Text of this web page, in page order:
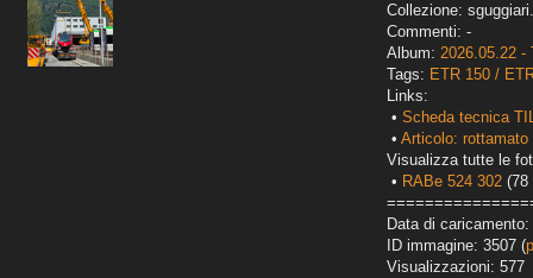
Collezione:
Commenti: -
Album: 2026.05.22 -
Tags: ETR 150 /
Links:
• Scheda tecnica
• Articolo:
Visualizza tutte le
• RABe 524 302 (78
Data di
ID immagine: 3507 (
Visualizzazioni: 577